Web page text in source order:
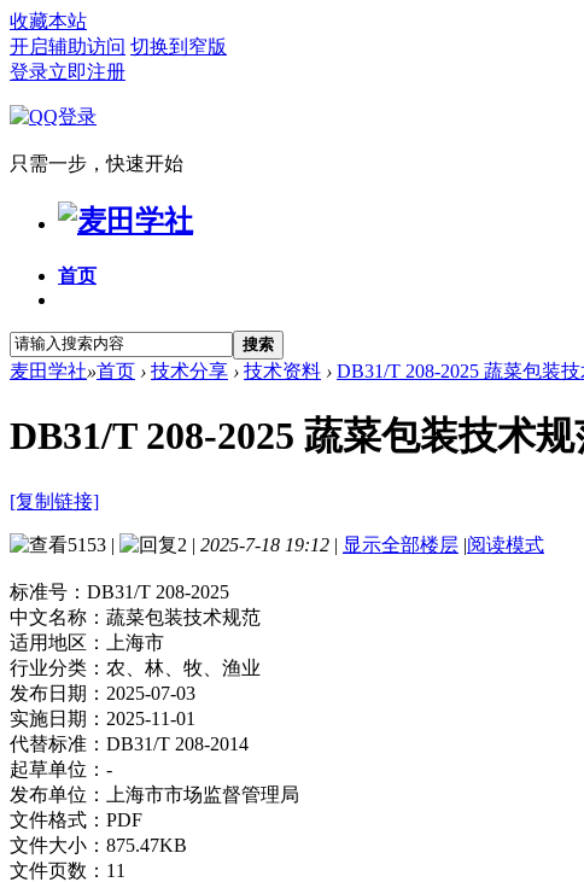
收藏本站
开启辅助访问 切换到窄版
登录立即注册
只需一步，快速开始
首页
搜索
麦田学社»首页 › 技术分享 › 技术资料 › DB31/T 208-2025 蔬菜包装
DB31/T 208-2025 蔬菜包装技术
[复制链接]
5153 | 2 | 2025-7-18 19:12 | 显示全部楼层 |阅读模式
标准号： DB31/T 208-2025
中文名称： 蔬菜包装技术规范
适用地区：
上海市
行业分类： 农、林、牧、渔业
发布日期： 2025-07-03
实施日期： 2025-11-01
代替标准： DB31/T 208-2014
起草单位： -
发布单位：
上海市市场监督管理局
文件格式： PDF
文件大小： 875.47KB
文件页数： 11